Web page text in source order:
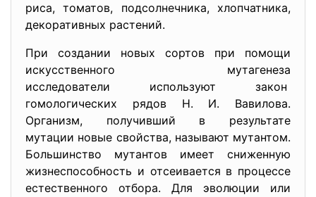
риса, томатов, подсолнечника, хлопчатника,
декоративных растений.
При создании новых сортов при помощи
искусственного мутагенеза
исследователи используют закон
гомологических рядов Н. И. Вавилова.
Организм, получивший в результате
мутации новые свойства, называют мутантом.
Большинство мутантов имеет сниженную
жизнеспособность и отсеивается в процессе
естественного отбора. Для эволюции или